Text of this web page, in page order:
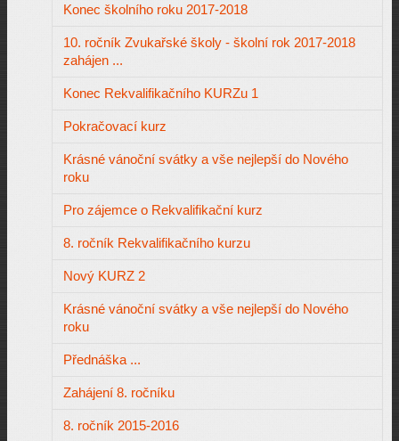
Konec školního roku 2017-2018
10. ročník Zvukařské školy - školní rok 2017-2018
zahájen ...
Konec Rekvalifikačního KURZu 1
Pokračovací kurz
Krásné vánoční svátky a vše nejlepší do Nového
roku
Pro zájemce o Rekvalifikační kurz
8. ročník Rekvalifikačního kurzu
Nový KURZ 2
Krásné vánoční svátky a vše nejlepší do Nového
roku
Přednáška ...
Zahájení 8. ročníku
8. ročník 2015-2016